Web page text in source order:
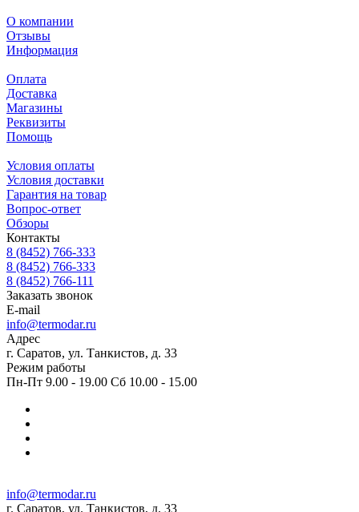
О компании
Отзывы
Информация
Оплата
Доставка
Магазины
Реквизиты
Помощь
Условия оплаты
Условия доставки
Гарантия на товар
Вопрос-ответ
Обзоры
Контакты
8 (8452) 766-333
8 (8452) 766-333
8 (8452) 766-111
Заказать звонок
E-mail
info@termodar.ru
Адрес
г. Саратов, ул. Танкистов, д. 33
Режим работы
Пн-Пт 9.00 - 19.00 Сб 10.00 - 15.00
info@termodar.ru
г. Саратов, ул. Танкистов, д. 33